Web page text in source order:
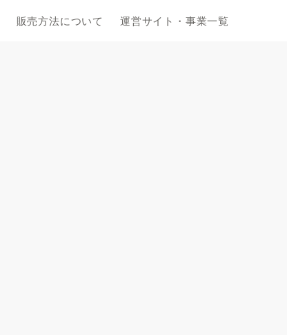
販売方法について 運営サイト・事業一覧